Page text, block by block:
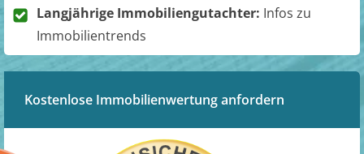
Langjährige Immobiliengutachter: Infos zu
Immobilientrends
Kostenlose Immobilienwertung anfordern